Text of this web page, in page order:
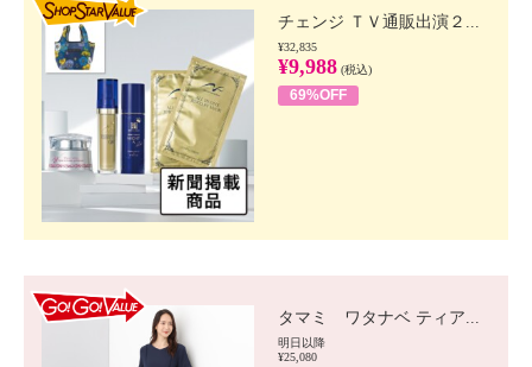
チェンジ ＴＶ通販出演２...
¥32,835
¥9,988 (税込)
69%OFF
タマミ ワタナベ ティア...
明日以降
¥25,080